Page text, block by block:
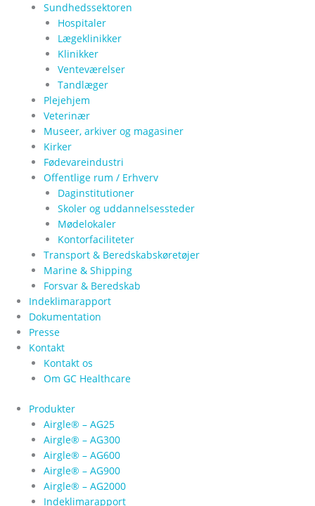
Sundhedssektoren
Hospitaler
Lægeklinikker
Klinikker
Venteværelser
Tandlæger
Plejehjem
Veterinær
Museer, arkiver og magasiner
Kirker
Fødevareindustri
Offentlige rum / Erhverv
Daginstitutioner
Skoler og uddannelsessteder
Mødelokaler
Kontorfaciliteter
Transport & Beredskabskøretøjer
Marine & Shipping
Forsvar & Beredskab
Indeklimarapport
Dokumentation
Presse
Kontakt
Kontakt os
Om GC Healthcare
Produkter
Airgle® – AG25
Airgle® – AG300
Airgle® – AG600
Airgle® – AG900
Airgle® – AG2000
Indeklimarapport